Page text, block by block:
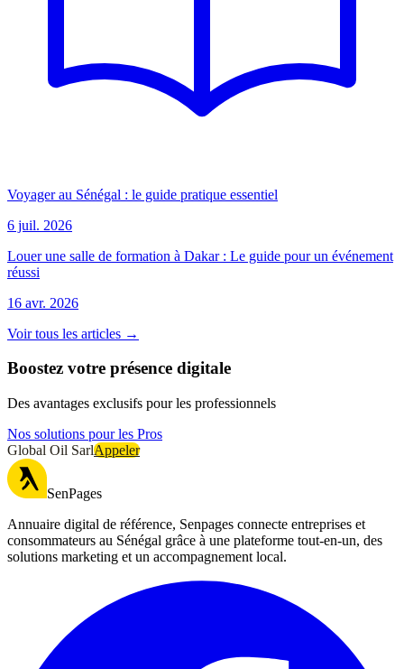
Voyager au Sénégal : le guide pratique essentiel
6 juil. 2026
Louer une salle de formation à Dakar : Le guide pour un événement
réussi
16 avr. 2026
Voir tous les articles →
Boostez votre présence digitale
Des avantages exclusifs pour les professionnels
Nos solutions pour les Pros
Global Oil SarlAppeler
SenPages
Annuaire digital de référence, Senpages connecte entreprises et
consommateurs au Sénégal grâce à une plateforme tout-en-un, des
solutions marketing et un accompagnement local.